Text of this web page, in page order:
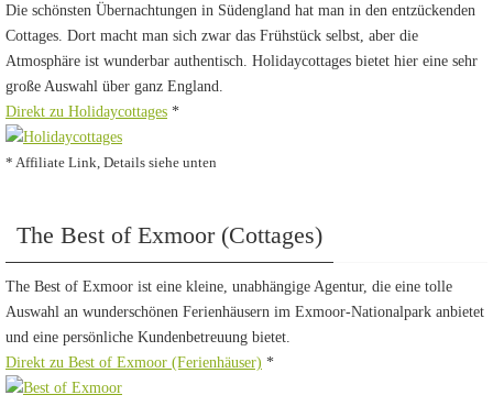
Die schönsten Übernachtungen in Südengland hat man in den entzückenden
Cottages. Dort macht man sich zwar das Frühstück selbst, aber die
Atmosphäre ist wunderbar authentisch. Holidaycottages bietet hier eine sehr
große Auswahl über ganz England.
Direkt zu Holidaycottages *
* Affiliate Link, Details siehe unten
The Best of Exmoor (Cottages)
The Best of Exmoor ist eine kleine, unabhängige Agentur, die eine tolle
Auswahl an wunderschönen Ferienhäusern im Exmoor-Nationalpark anbietet
und eine persönliche Kundenbetreuung bietet.
Direkt zu Best of Exmoor (Ferienhäuser) *